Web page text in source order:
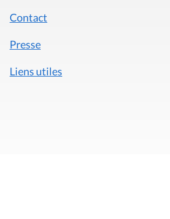
Contact
Presse
Liens utiles